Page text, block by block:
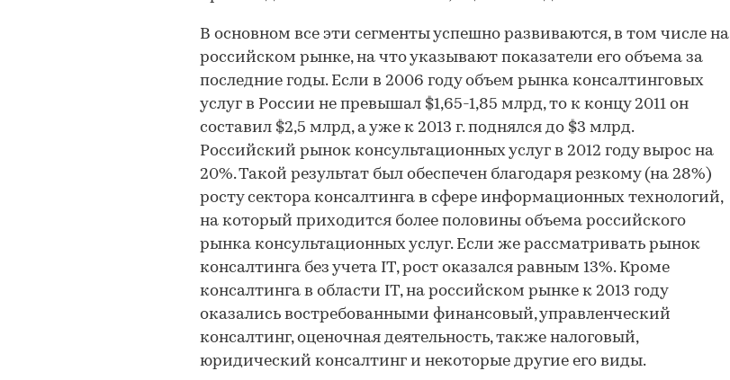
В основном все эти сегменты успешно развиваются, в том числе на
российском рынке, на что указывают показатели его объема за
последние годы. Если в 2006 году объем рынка консалтинговых
услуг в России не превышал $1,65-1,85 млрд, то к концу 2011 он
составил $2,5 млрд, а уже к 2013 г. поднялся до $3 млрд.
Российский рынок консультационных услуг в 2012 году вырос на
20%. Такой результат был обеспечен благодаря резкому (на 28%)
росту сектора консалтинга в сфере информационных технологий,
на который приходится более половины объема российского
рынка консультационных услуг. Если же рассматривать рынок
консалтинга без учета IT, рост оказался равным 13%. Кроме
консалтинга в области IT, на российском рынке к 2013 году
оказались востребованными финансовый, управленческий
консалтинг, оценочная деятельность, также налоговый,
юридический консалтинг и некоторые другие его виды.